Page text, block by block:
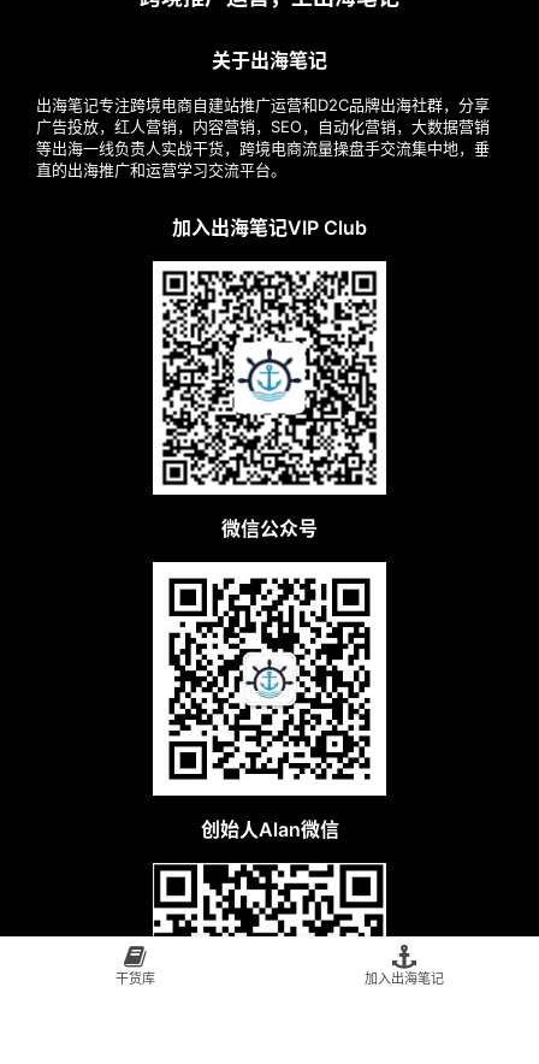
关于出海笔记
出海笔记专注跨境电商自建站推广运营和D2C品牌出海社群，分享
广告投放，红人营销，内容营销，SEO，自动化营销，大数据营销
等出海一线负责人实战干货，跨境电商流量操盘手交流集中地，垂
直的出海推广和运营学习交流平台。
加入出海笔记VIP Club
微信公众号
创始人Alan微信
干货库 加入出海笔记